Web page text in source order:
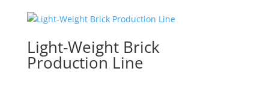
Light-Weight Brick
Production Line